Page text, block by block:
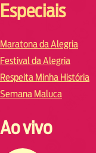
Especiais
Maratona da Alegria
Festival da Alegria
Respeita Minha História
Semana Maluca
Ao vivo